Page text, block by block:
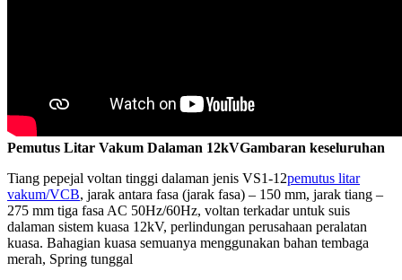
Pemutus Litar Vakum Dalaman 12kVGambaran keseluruhan
Tiang pepejal voltan tinggi dalaman jenis VS1-12pemutus litar
vakum/VCB, jarak antara fasa (jarak fasa) – 150 mm, jarak tiang –
275 mm tiga fasa AC 50Hz/60Hz, voltan terkadar untuk suis
dalaman sistem kuasa 12kV, perlindungan perusahaan peralatan
kuasa. Bahagian kuasa semuanya menggunakan bahan tembaga
merah, Spring tunggal